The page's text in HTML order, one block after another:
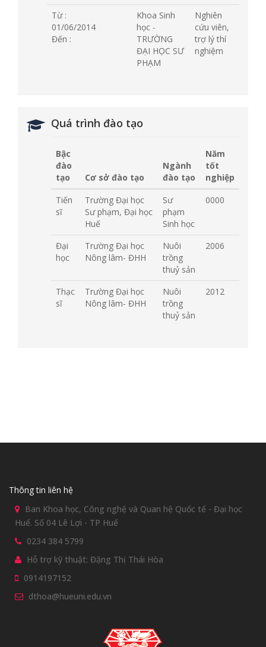
Từ :
01/06/2014
Đến :
Khoa Sinh
học -
TRƯỜNG
ĐẠI HỌC SƯ
PHẠM
Nghiên
cứu viên,
trợ lý thí
nghiệm
Quá trình đào tạo
Bậc
đào
tạo
Cơ sở đào tạo
Ngành
đào tạo
Năm
tốt
nghiệp
Tiến
sĩ
Trường Đại học
Sư phạm, Đại học
Huế
Sư
phạm
Sinh học
0000
Đại
học
Trường Đại học
Nông lâm- ĐHH
Nuôi
trồng
thuỷ sản
2006
Thạc
sĩ
Trường Đại học
Nông lâm- ĐHH
Nuôi
trồng
thuỷ sản
2012
Thông tin liên hệ
Ban Khoa học, Công nghệ và Quan hệ Quốc tế - Đại học
Huế. Số 04 Lê Lợi - TP Huế
0234 384 5799
Hỗ trợ kỹ thuật: Đặng Thị Thái Hòa
0914197152
dthoa@hueuni.edu.vn